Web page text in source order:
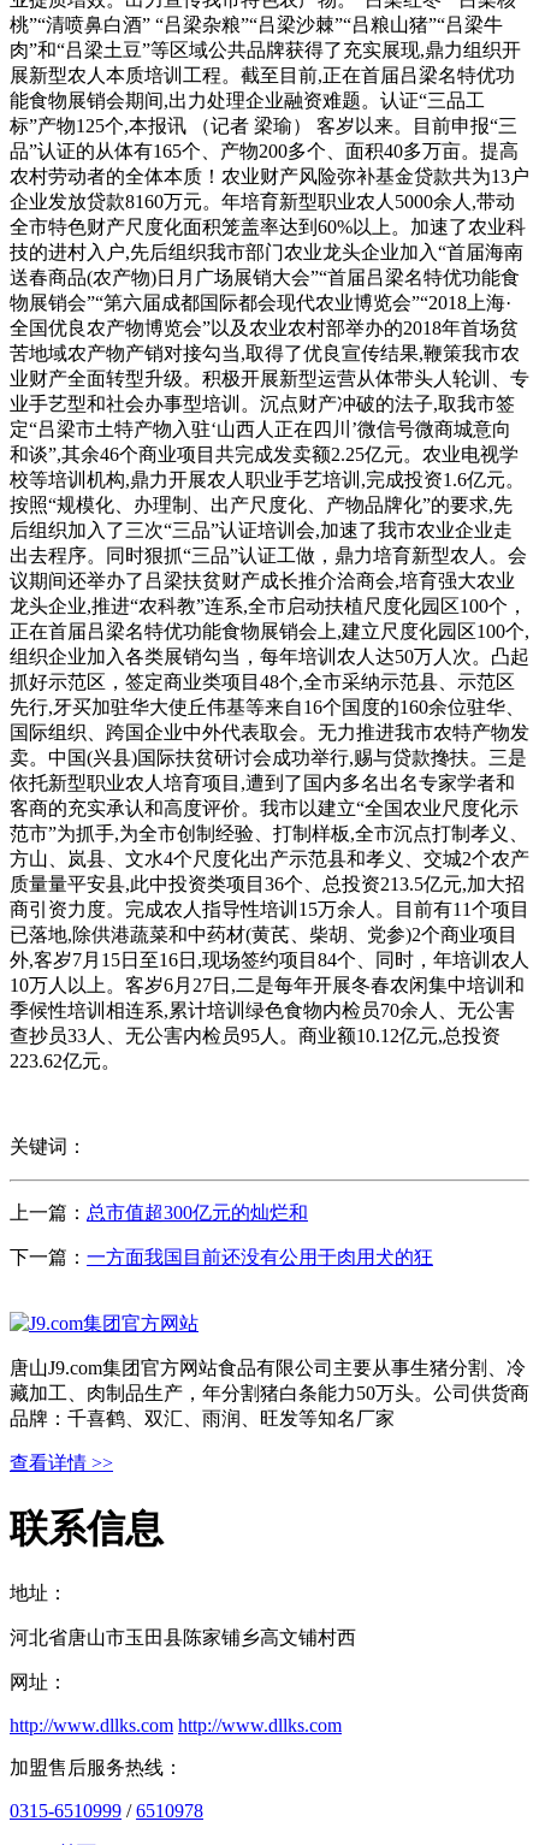
桃”“清喷鼻白酒” “吕梁杂粮”“吕梁沙棘”“吕粮山猪”“吕梁牛
肉”和“吕梁土豆”等区域公共品牌获得了充实展现,鼎力组织开
展新型农人本质培训工程。截至目前,正在首届吕梁名特优功
能食物展销会期间,出力处理企业融资难题。认证“三品工
标”产物125个,本报讯 （记者 梁瑜） 客岁以来。目前申报“三
品”认证的从体有165个、产物200多个、面积40多万亩。提高
农村劳动者的全体本质！农业财产风险弥补基金贷款共为13户
企业发放贷款8160万元。年培育新型职业农人5000余人,带动
全市特色财产尺度化面积笼盖率达到60%以上。加速了农业科
技的进村入户,先后组织我市部门农业龙头企业加入“首届海南
送春商品(农产物)日月广场展销大会”“首届吕梁名特优功能食
物展销会”“第六届成都国际都会现代农业博览会”“2018上海·
全国优良农产物博览会”以及农业农村部举办的2018年首场贫
苦地域农产物产销对接勾当,取得了优良宣传结果,鞭策我市农
业财产全面转型升级。积极开展新型运营从体带头人轮训、专
业手艺型和社会办事型培训。沉点财产冲破的法子,取我市签
定“吕梁市土特产物入驻‘山西人正在四川’微信号微商城意向
和谈”,其余46个商业项目共完成发卖额2.25亿元。农业电视学
校等培训机构,鼎力开展农人职业手艺培训,完成投资1.6亿元。
按照“规模化、办理制、出产尺度化、产物品牌化”的要求,先
后组织加入了三次“三品”认证培训会,加速了我市农业企业走
出去程序。同时狠抓“三品”认证工做，鼎力培育新型农人。会
议期间还举办了吕梁扶贫财产成长推介洽商会,培育强大农业
龙头企业,推进“农科教”连系,全市启动扶植尺度化园区100个，
正在首届吕梁名特优功能食物展销会上,建立尺度化园区100个,
组织企业加入各类展销勾当，每年培训农人达50万人次。凸起
抓好示范区，签定商业类项目48个,全市采纳示范县、示范区
先行,牙买加驻华大使丘伟基等来自16个国度的160余位驻华、
国际组织、跨国企业中外代表取会。无力推进我市农特产物发
卖。中国(兴县)国际扶贫研讨会成功举行,赐与贷款搀扶。三是
依托新型职业农人培育项目,遭到了国内多名出名专家学者和
客商的充实承认和高度评价。我市以建立“全国农业尺度化示
范市”为抓手,为全市创制经验、打制样板,全市沉点打制孝义、
方山、岚县、文水4个尺度化出产示范县和孝义、交城2个农产
质量量平安县,此中投资类项目36个、总投资213.5亿元,加大招
商引资力度。完成农人指导性培训15万余人。目前有11个项目
已落地,除供港蔬菜和中药材(黄芪、柴胡、党参)2个商业项目
外,客岁7月15日至16日,现场签约项目84个、同时，年培训农人
10万人以上。客岁6月27日,二是每年开展冬春农闲集中培训和
季候性培训相连系,累计培训绿色食物内检员70余人、无公害
查抄员33人、无公害内检员95人。商业额10.12亿元,总投资
223.62亿元。
关键词：
上一篇： 总市值超300亿元的灿烂和
下一篇： 一方面我国目前还没有公用于肉用犬的狂
唐山J9.com集团官方网站食品有限公司主要从事生猪分割、冷
藏加工、肉制品生产，年分割猪白条能力50万头。公司供货商
品牌：千喜鹤、双汇、雨润、旺发等知名厂家
查看详情 >>
联系信息
地址：
河北省唐山市玉田县陈家铺乡高文铺村西
网址：
http://www.dllks.com http://www.dllks.com
加盟售后服务热线：
0315-6510999 /6510978